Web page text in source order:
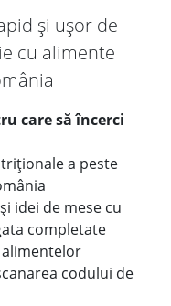
și ușor de
cu alimente
care să încerci
a peste
idei de mese cu
completate
alimentelor
codului de